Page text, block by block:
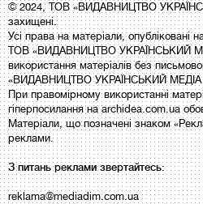
© 2024, ТОВ «ВИДАВНИЦТВО
захищені.
Усі права на матеріали, опубліковані
ТОВ «ВИДАВНИЦТВО УКРАЇНСЬКИЙ
використання матеріалів без
«ВИДАВНИЦТВО УКРАЇНСЬКИЙ МЕДІА
При правомірному використанні
гіперпосилання на archidea.com.ua
Матеріали, що позначені знаком
реклами.
З питань реклами звертайтесь:
reklama@mediadim.com.ua